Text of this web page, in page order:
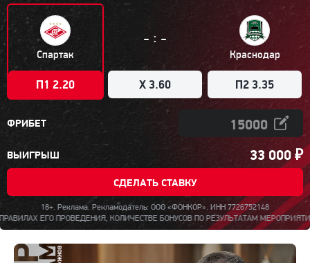
Спартак
П1 2.20
- : -
X 3.60
Краснодар
П2 3.35
ФРИБЕТ
ВЫИГРЫШ 33 000₽
СДЕЛАТЬ СТАВКУ
18+. Реклама. Рекламодатель: ООО «ФОНКОР». ИНН 7726752148
БОНУСОВ ПО РЕЗУЛЬТАТАМ МЕРОПРИЯТИЯ, СРОКАХ, МЕСТЕ И